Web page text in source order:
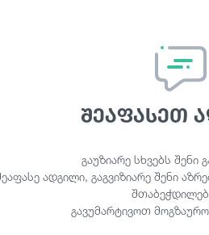
შეაფასეთ
გაუზიარე სხვებს შენი
ადგილი, გაგვიზიარე შენი
გავუმარტივოთ